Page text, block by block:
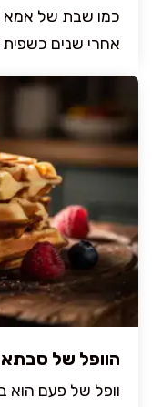
כמו שבת של אמא
אחרי שנים כשפית
הוופל של
וופל של פעם הוא